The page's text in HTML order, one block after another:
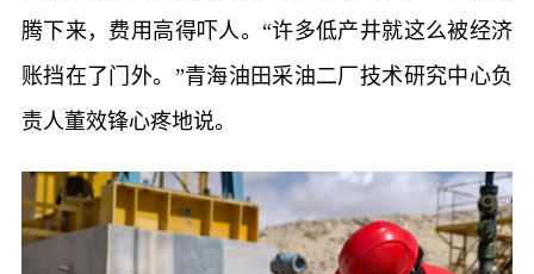
腾下来，费用高得吓人。“许多低产井就这么被经济
账挡在了门外。”青海油田采油二厂技术研究中心负
责人董效锋心疼地说。